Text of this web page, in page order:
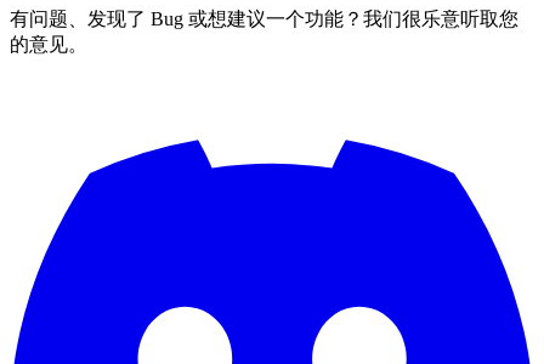
有问题、发现了 Bug 或想建议一个功能？我们很乐意听取您
的意见。